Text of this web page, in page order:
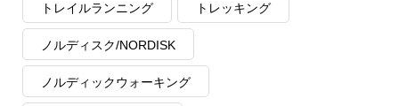
トレイルランニング トレッキング
ノルディスク/NORDISK
ノルディックウォーキング